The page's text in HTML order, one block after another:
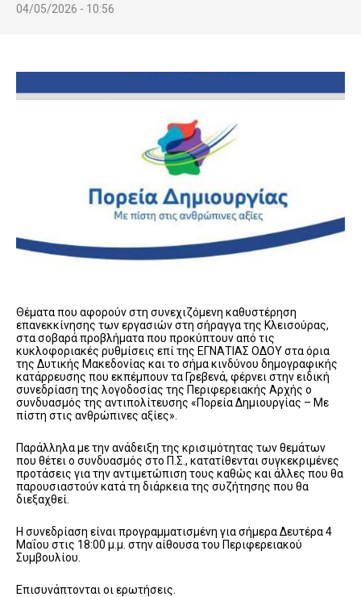
04/05/2026 - 10:56
Θέματα που αφορούν στη συνεχιζόμενη καθυστέρηση
επανεκκίνησης των εργασιών στη σήραγγα της Κλεισούρας,
στα σοβαρά προβλήματα που προκύπτουν από τις
κυκλοφοριακές ρυθμίσεις επί της ΕΓΝΑΤΙΑΣ ΟΔΟΥ στα όρια
της Δυτικής Μακεδονίας και το σήμα κινδύνου δημογραφικής
κατάρρευσης που εκπέμπουν τα Γρεβενά, φέρνει στην ειδική
συνεδρίαση της λογοδοσίας της Περιφερειακής Αρχής ο
συνδυασμός της αντιπολίτευσης «Πορεία Δημιουργίας – Με
πίστη στις ανθρώπινες αξίες».
Παράλληλα με την ανάδειξη της κρισιμότητας των θεμάτων
που θέτει ο συνδυασμός στο Π.Σ., κατατίθενται συγκεκριμένες
προτάσεις για την αντιμετώπιση τους καθώς και άλλες που θα
παρουσιαστούν κατά τη διάρκεια της συζήτησης που θα
διεξαχθεί.
Η συνεδρίαση είναι προγραμματισμένη για σήμερα Δευτέρα 4
Μαΐου στις 18:00 μ.μ. στην αίθουσα του Περιφερειακού
Συμβουλίου.
Επισυνάπτονται οι ερωτήσεις.